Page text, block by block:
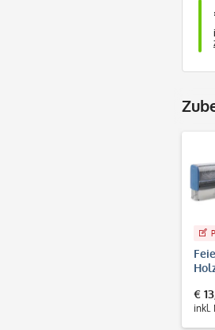
€
inkl.